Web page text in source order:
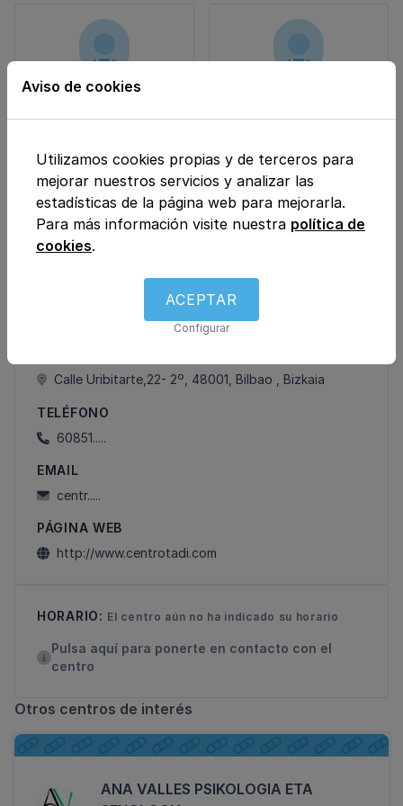
Sara Fuertes Soriano
Arantza Madrazo
Maza
Saah Rodrigiez
Calle Uribitarte,22- 2º, 48001, Bilbao , Bizkaia
TELÉFONO
60851.....
EMAIL
centr.....
PÁGINA WEB
http://www.centrotadi.com
HORARIO: El centro aún no ha indicado su horario
Pulsa aquí para ponerte en contacto con el
centro
Otros centros de interés
ANA VALLES PSIKOLOGIA ETA
Aviso de cookies
Utilizamos cookies propias y de terceros para
mejorar nuestros servicios y analizar las
estadísticas de la página web para mejorarla.
Para más información visite nuestra política de
cookies.
ACEPTAR
Configurar